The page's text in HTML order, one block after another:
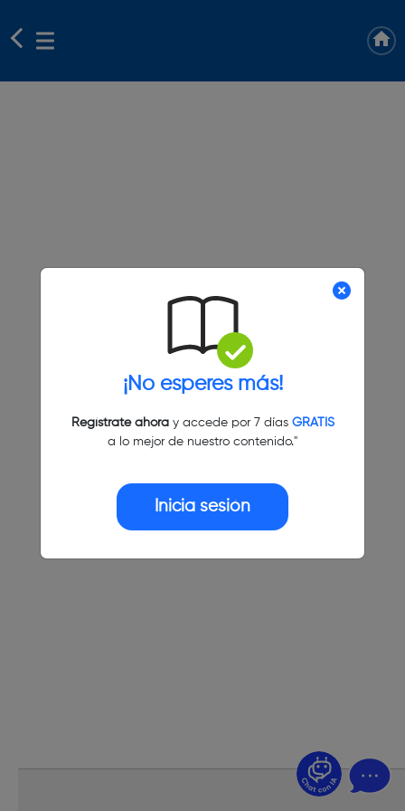
¡No esperes más!
Regístrate ahoray accede por 7 días GRATIS
a lo mejor de nuestro contenido."
Inicia sesión